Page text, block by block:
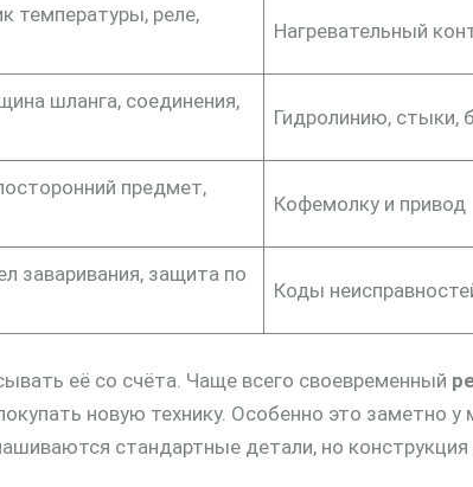
температуры, реле,
Нагревательный
шланга, соединения,
Гидролинию, стыки,
предмет,
Кофемолку и привод
заваривания, защита по
Коды
её со счёта. Чаще всего своевременный
новую технику. Особенно это заметно у
стандартные детали, но конструкция